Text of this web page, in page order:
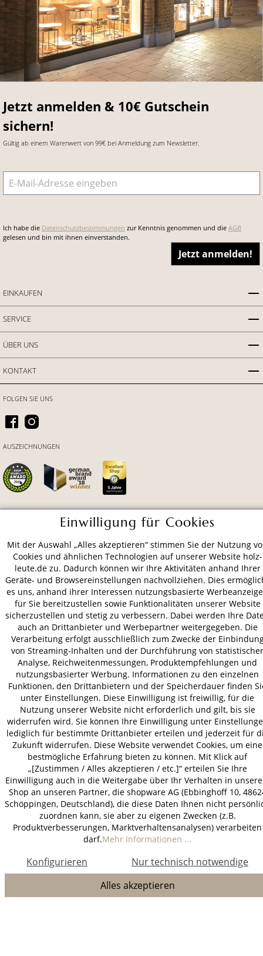
Jetzt anmelden & 10€ Gutschein
sichern!
Gültig ab einem Warenwert von 99€ bei Anmeldung zum Newsletter.
E-Mail-Adresse
Ich habe die Datenschutzbestimmungen zur Kenntnis genommen und die AGB
gelesen und bin mit ihnen einverstanden.
Jetzt anmelden!
EINKAUFEN
SERVICE
ÜBER UNS
KONTAKT
VERSAND
FOLGEN SIE UNS
AUSZEICHNUNGEN
AGB Datenschutz
Impressum
© 2026 HOLZ-LEUTE
* Alle Preise inkl. gesetzl. Mehrwertsteuer zzgl.Versandkosten.
Einwilligung für Cookies
Mit der Auswahl „Alles akzeptieren“ stimmen Sie der Nutzung
Cookies und ähnlichen Technologien auf unserer Website holz-
leute.de zu. Dadurch können wir Ihre Aktivitäten anhand Ihrer
Geräte- und Browsereinstellungen nachvollziehen. Dies
es uns, anhand ihrer Interessen nutzungsbasierte
für Sie bereitzustellen sowie Funktionalitäten unserer Website
sicherzustellen und stetig zu verbessern. Dabei werden Ihre
auch an Drittanbieter und Werbepartner weitergegeben. Die
Verarbeitung erfolgt ausschließlich zum Zwecke der
von Streaming-Inhalten und der Durchführung von statistischer
Analyse, Reichweitenmessungen, Produktempfehlungen und
nutzungsbasierter Werbung. Informationen zu den einzelnen
Funktionen, den Drittanbietern und der Speicherdauer finden
unter Einstellungen. Diese Einwilligung ist freiwillig, für die
Nutzung unserer Website nicht erforderlich und gilt, bis sie
widerrufen wird. Sie können Ihre Einwilligung unter
lediglich für bestimmte Drittanbieter erteilen und jederzeit für
Zukunft widerrufen. Diese Website verwendet Cookies, um eine
bestmögliche Erfahrung bieten zu können. Mit Klick auf
„[Zustimmen / Alles akzeptieren / etc.]“ erteilen Sie Ihre
Einwilligung auch in die Weitergabe über Ihr Verhalten in
Shop an unseren Partner, die shopware AG (Ebbinghoff 10,
Schöppingen, Deutschland), die diese Daten Ihnen nicht
zuordnen kann, sie aber zu eigenen Zwecken (z.B.
Produktverbesserungen, Marktverhaltensanalysen) verarbeiten
darf.Mehr Informationen ...
Nur technisch notwendige
Konfigurieren
Alles akzeptieren